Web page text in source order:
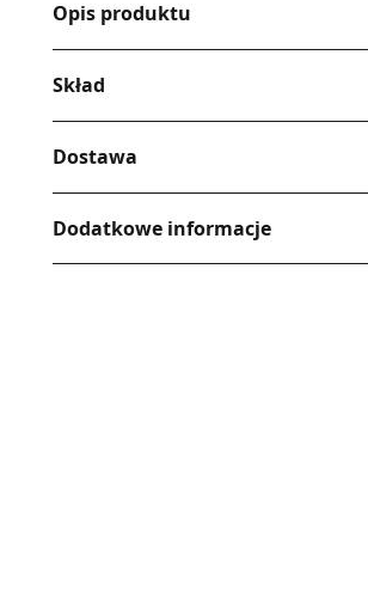
Opis produktu
Skład
Dostawa
Dodatkowe informacje